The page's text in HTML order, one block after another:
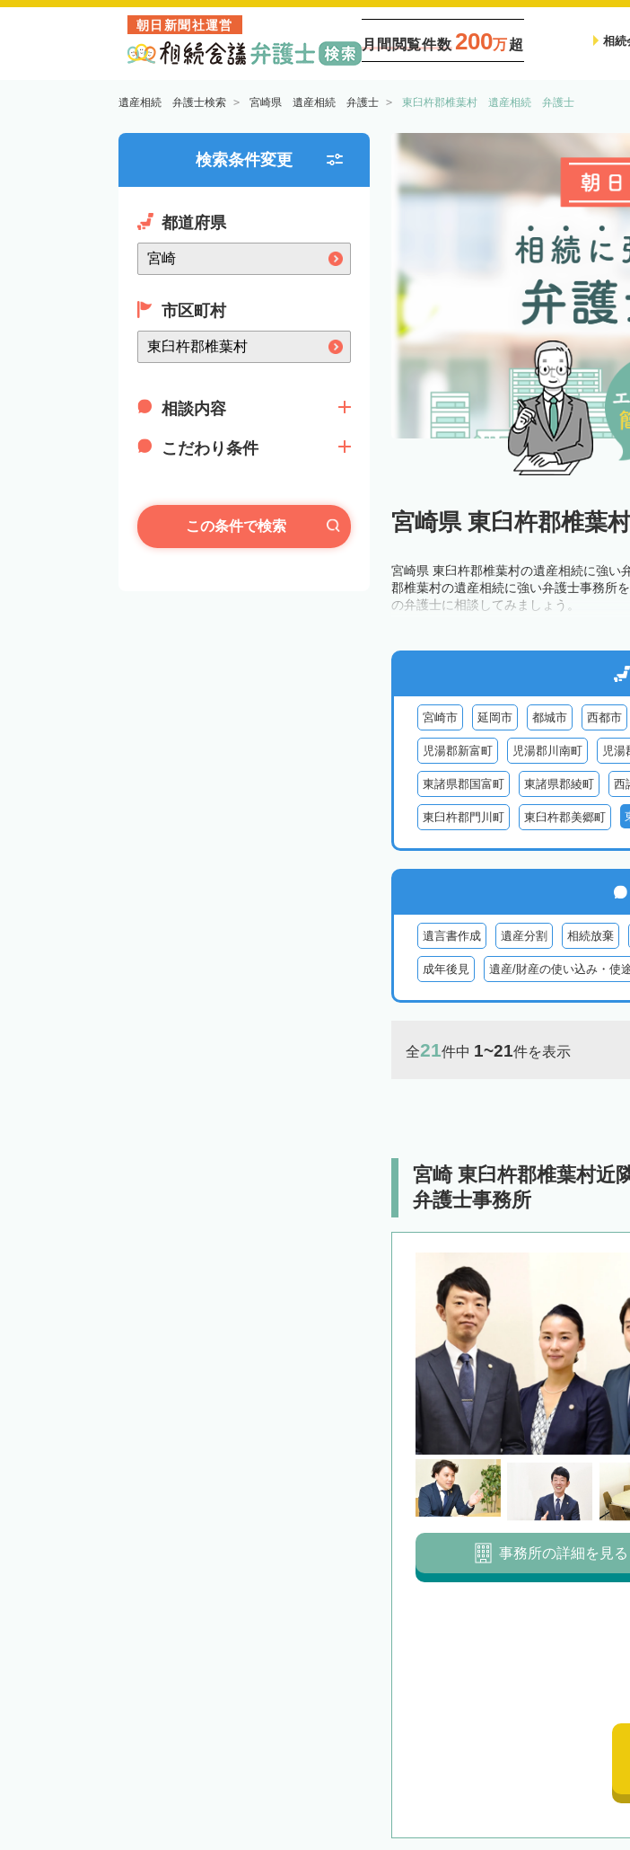
朝日新聞社運営
月間閲覧件数 200万超 相続
遺産相続 弁護士検索 宮崎県 遺産相続 弁護士 東臼杵郡椎葉村 遺産相続 弁護士
検索条件変更
都道府県
市区町村
相談内容
こだわり条件
この条件で検索 宮崎県 東臼杵郡椎葉
宮崎県 東臼杵郡椎葉村の遺産相続に強い
郡椎葉村の遺産相続に強い弁護士事務所
の弁護士に相談してみましょう。
宮崎市 延岡市 都城市 西都市
児湯郡新富町 児湯郡川南町 児湯
東諸県郡国富町 東諸県郡綾町 西
東臼杵郡門川町 東臼杵郡美郷町
遺言書作成 遺産分割 相続放棄
成年後見 遺産/財産の使い込み・使
全21件中 1~21件を表示
宮崎 東臼杵郡椎葉村近
弁護士事務所
事務所の詳細を見る